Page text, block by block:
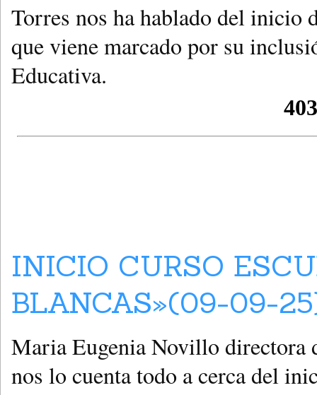
Torres nos ha hablado del inicio
que viene marcado por su
Educativa.
INICIO CURSO
BLANCAS»(09-09-
Maria Eugenia Novillo directora
nos lo cuenta todo a cerca del